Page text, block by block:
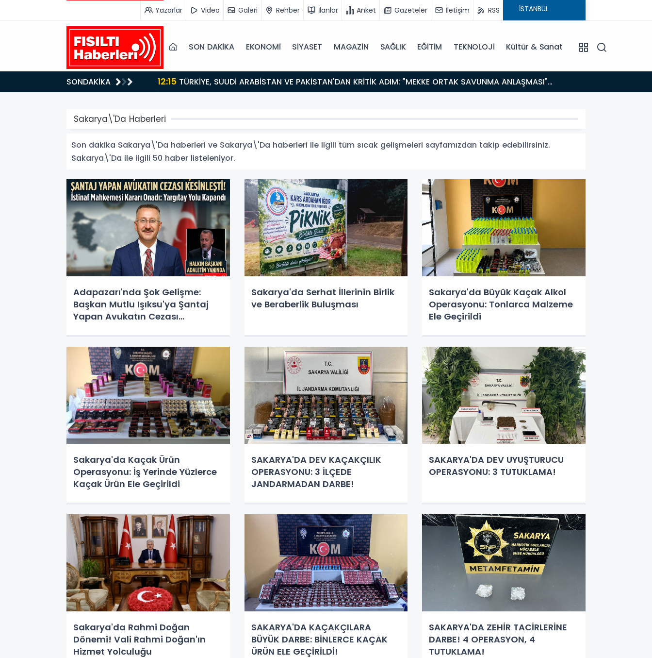
Yazarlar Video Galeri Rehber İlanlar Anket Gazeteler İletişim RSS
SON DAKİKA EKONOMİ SİYASET MAGAZİN SAĞLIK EĞİTİM TEKNOLOJİ Kültür & Sanat
SONDAKİKA 12:15
İMZALANDI!
Uyanacağız"
Sakarya\'Da Haberleri
Son dakika Sakarya\'Da haberleri ve Sakarya\'Da haberleri ile ilgili tüm sıcak gelişmeleri sayfamızdan takip edebilirsiniz.
Sakarya\'Da ile ilgili 50 haber listeleniyor.
Adapazarı'nda Şok Gelişme:
Başkan Mutlu Işıksu'ya Şantaj
Yapan Avukatın Cezası
Sakarya'da Serhat İllerinin Birlik
ve Beraberlik Buluşması
Sakarya'da Büyük Kaçak Alkol
Operasyonu: Tonlarca Malzeme
Ele Geçirildi
Sakarya'da Kaçak Ürün
Operasyonu: İş Yerinde Yüzlerce
Kaçak Ürün Ele Geçirildi
SAKARYA'DA DEV KAÇAKÇILIK
OPERASYONU: 3 İLÇEDE
JANDARMADAN DARBE!
SAKARYA'DA DEV UYUŞTURUCU
OPERASYONU: 3 TUTUKLAMA!
Sakarya'da Rahmi Doğan
Dönemi! Vali Rahmi Doğan'ın
Hizmet Yolculuğu
SAKARYA'DA KAÇAKÇILARA
BÜYÜK DARBE: BİNLERCE KAÇAK
ÜRÜN ELE GEÇİRİLDİ!
SAKARYA'DA ZEHİR TACİRLERİNE
DARBE! 4 OPERASYON, 4
TUTUKLAMA!